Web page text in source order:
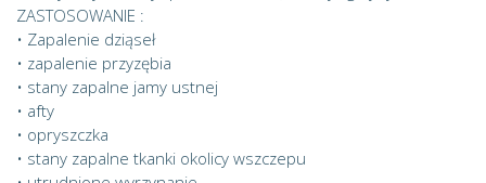
ZASTOSOWANIE :
• Zapalenie dziąseł
• zapalenie przyzębia
• stany zapalne jamy ustnej
• afty
• opryszczka
• stany zapalne tkanki okolicy wszczepu